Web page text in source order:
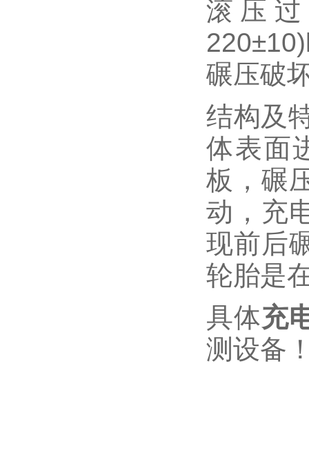
滚压
220±
碾压破
结构及
体表面
板，碾
动，充
现前后
轮胎是
具体充
测设备